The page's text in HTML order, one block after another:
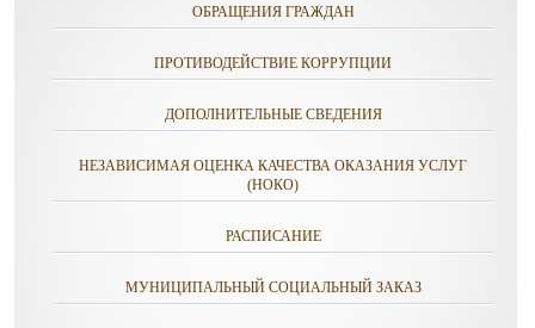
ОБРАЩЕНИЯ ГРАЖДАН
ПРОТИВОДЕЙСТВИЕ КОРРУПЦИИ
ДОПОЛНИТЕЛЬНЫЕ СВЕДЕНИЯ
НЕЗАВИСИМАЯ ОЦЕНКА КАЧЕСТВА ОКАЗАНИЯ УСЛУГ
(НОКО)
РАСПИСАНИЕ
МУНИЦИПАЛЬНЫЙ СОЦИАЛЬНЫЙ ЗАКАЗ